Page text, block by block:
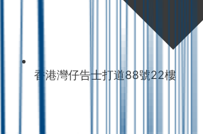
香港灣仔告士打道88號22樓